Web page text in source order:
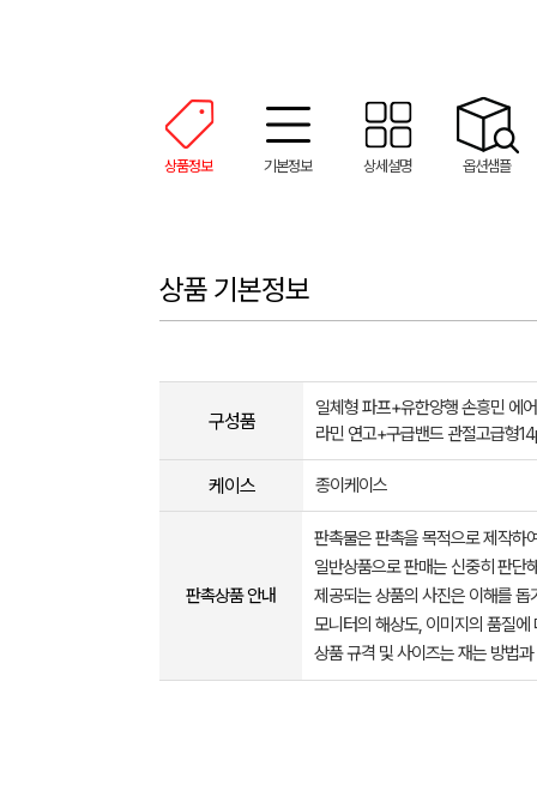
상품정보 기본정보 상세설명 옵션샘플
상품 기본정보
구성품
일체형 파프+유한양행 손흥민 에
라민 연고+구급밴드 관절고급형
케이스 종이케이스
판촉상품 안내
판촉물은 판촉을 목적으로 제작하
일반상품으로 판매는 신중히 판단
제공되는 상품의 사진은 이해를
모니터의 해상도, 이미지의 품질
상품 규격 및 사이즈는 재는 방법